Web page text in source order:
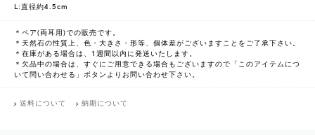
L:直径約4.5cm
＊ペア(両耳用)での販売です。
＊天然石の性質上、色・大きさ・形等、個体差がございますことをご了承下さい。
＊在庫がある場合は、1週間以内に発送いたします。
＊欠品中の場合は、すぐにご用意できる場合もございますので「このアイテムにつ
いて問い合わせる」ボタンよりお問い合わせ下さい。
送料について 納期について